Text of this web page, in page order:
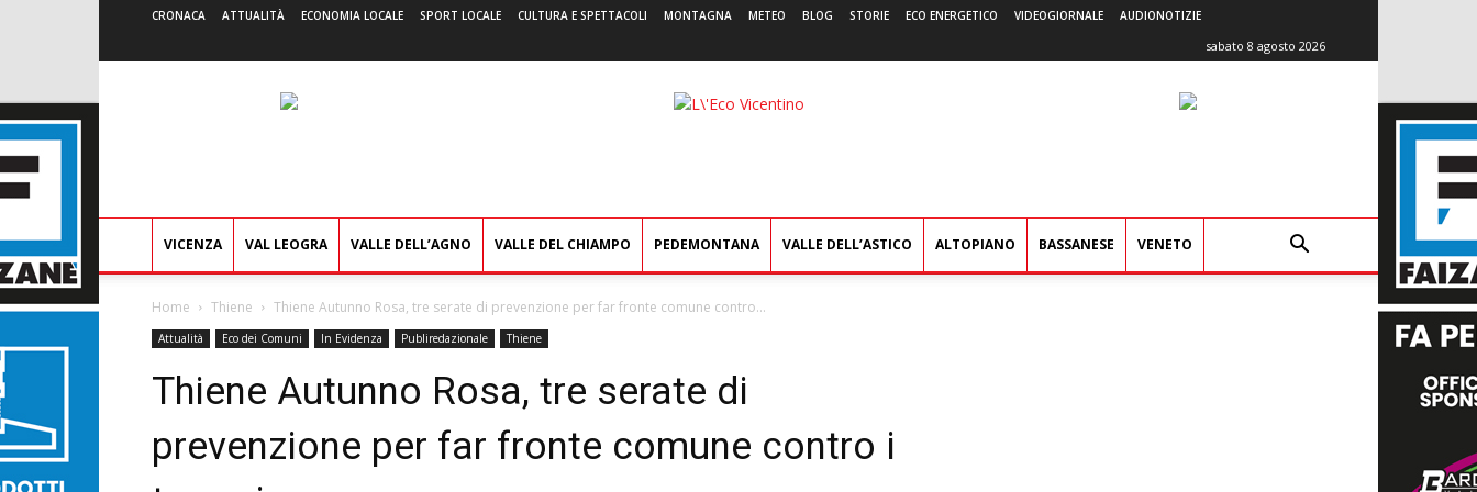
CRONACA ATTUALITÀ ECONOMIA LOCALE SPORT LOCALE CULTURA E SPETTACOLI MONTAGNA METEO BLOG STORIE ECO ENERGETICO VIDEOGIORNALE AUDIONOTIZIE
sabato 8 agosto 2026
L'Eco
VICENZA VAL LEOGRA VALLE DELL’AGNO VALLE DEL CHIAMPO PEDEMONTANA VALLE DELL’ASTICO ALTOPIANO BASSANESE VENETO
Home Thiene Thiene Autunno Rosa, tre serate di prevenzione per far fronte comune contro...
Attualità Eco dei Comuni In Evidenza Publiredazionale Thiene
Thiene Autunno Rosa, tre serate di
prevenzione per far fronte comune contro i